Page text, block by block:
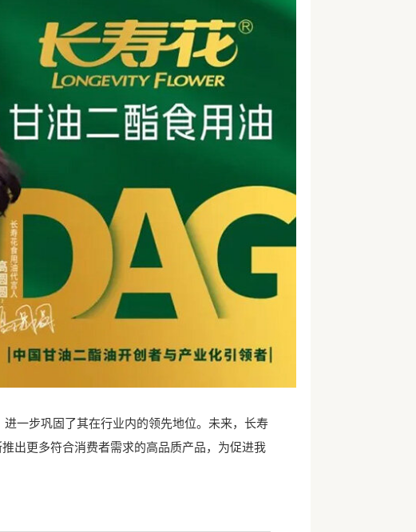
一步巩固了其在行业内的领先地位。未来，长寿
出更多符合消费者需求的高品质产品，为促进我